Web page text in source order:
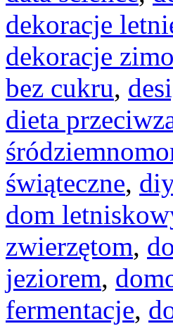
dekoracje
dekoracje
bez cukru,
dieta
świąteczne,
dom
zwierzętom,
jeziorem,
fermentacje,